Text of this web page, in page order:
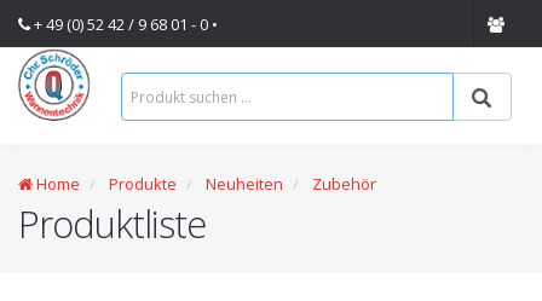
+ 49 (0) 52 42 / 9 68 01 - 0 •
Home Produkte Neuheiten Zubehör
Produktliste